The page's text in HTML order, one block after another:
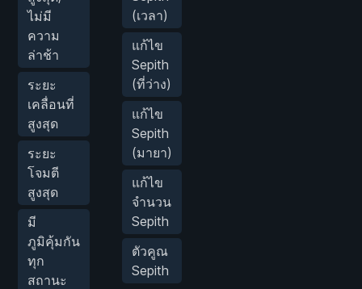
ไม่มี
ความ
ล่าช้า
ระยะ
เคลื่อนที่
สูงสุด
ระยะ
โจมตี
สูงสุด
มี
ภูมิคุ้มกัน
ทุก
สถานะ
(เวลา)
แก้ไข
Sepith
(ที่ว่าง)
แก้ไข
Sepith
(มายา)
แก้ไข
จำนวน
Sepith
ตัวคูณ
Sepith